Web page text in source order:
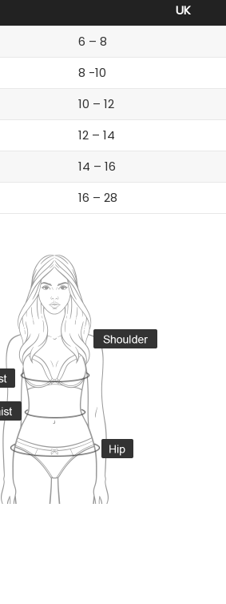
UK
6 – 8
8 -10
10 – 12
12 – 14
14 – 16
16 – 28